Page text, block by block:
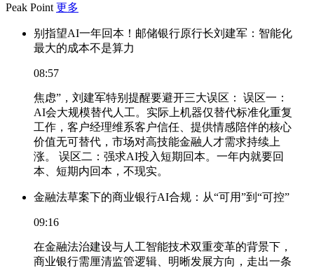
Peak Point 更多
别指望AI一年回本！邮储银行原行长刘建军：智能化
最大的成本不是算力
08:57
焦虑”，刘建军特别提醒要避开三大误区： 误区一：
AI会大规模替代人工。实际上机器仅替代标准化重复
工作，客户经理维系客户信任、提供情感陪伴的核心
价值无可替代，市场对高技能金融人才需求持续上
涨。 误区二：强求AI投入短期回本。一年内就要回
本、短期内回本，不现实。
金融法草案下的商业银行AI合规：从“可用”到“可控”
09:16
在金融法治建设与人工智能技术双重变革的背景下，
商业银行需厘清监管逻辑、明晰发展方向，走出一条